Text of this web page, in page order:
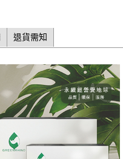
退貨需知